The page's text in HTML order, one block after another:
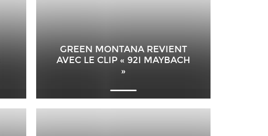
GREEN MONTANA REVIENT
AVEC LE CLIP « 92I MAYBACH
»